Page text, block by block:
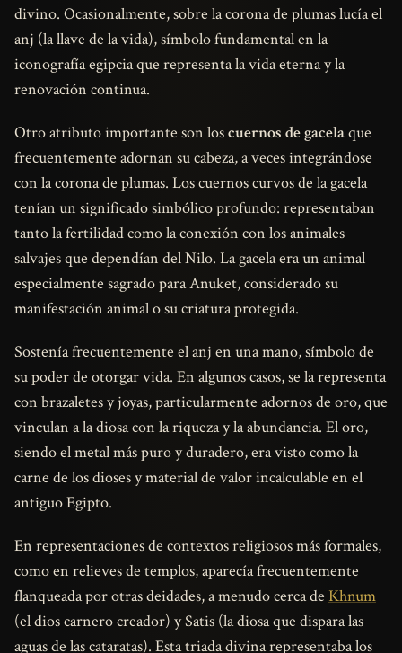
divino. Ocasionalmente, sobre la corona de plumas lucía el
anj (la llave de la vida), símbolo fundamental en la
iconografía egipcia que representa la vida eterna y la
renovación continua.
Otro atributo importante son loscuernos de gacelaque
frecuentemente adornan su cabeza, a veces integrándose
con la corona de plumas. Los cuernos curvos de la gacela
tenían un significado simbólico profundo: representaban
tanto la fertilidad como la conexión con los animales
salvajes que dependían del Nilo. La gacela era un animal
especialmente sagrado para Anuket, considerado su
manifestación animal o su criatura protegida.
Sostenía frecuentemente el anj en una mano, símbolo de
su poder de otorgar vida. En algunos casos, se la representa
con brazaletes y joyas, particularmente adornos de oro, que
vinculan a la diosa con la riqueza y la abundancia. El oro,
siendo el metal más puro y duradero, era visto como la
carne de los dioses y material de valor incalculable en el
antiguo Egipto.
En representaciones de contextos religiosos más formales,
como en relieves de templos, aparecía frecuentemente
flanqueada por otras deidades, a menudo cerca de Khnum
(el dios carnero creador) y Satis (la diosa que dispara las
aguas de las cataratas). Esta triada divina representaba los